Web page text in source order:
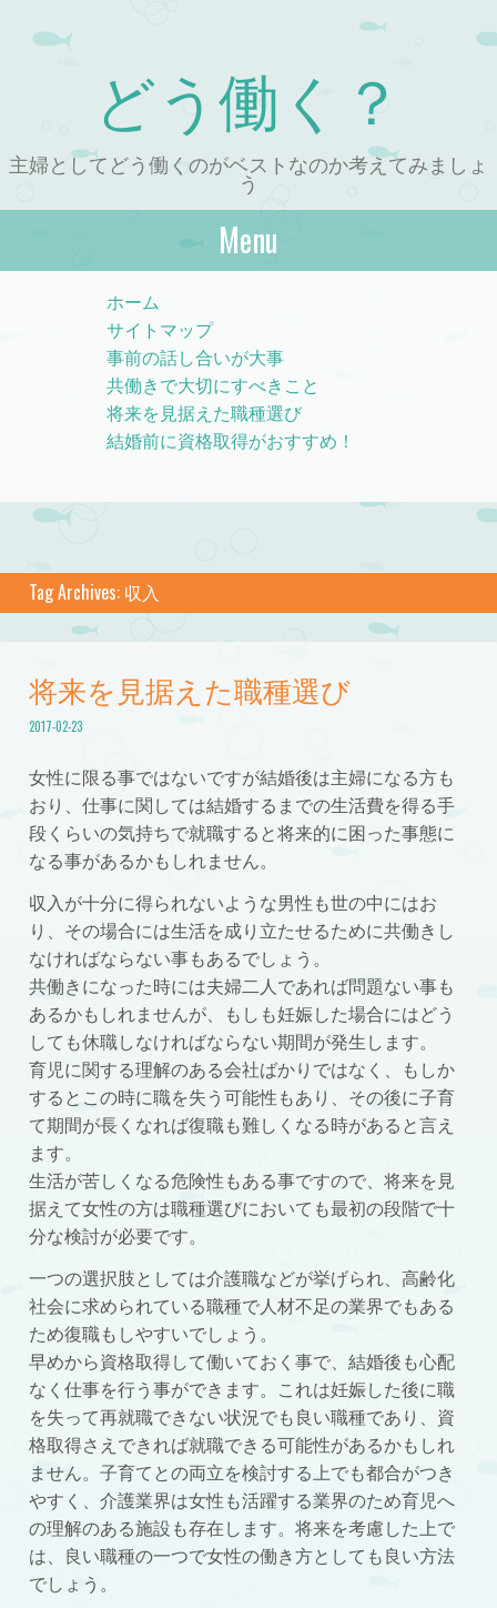
どう働く？
主婦としてどう働くのがベストなのか考えてみましょ
う
Menu
ホーム
サイトマップ
事前の話し合いが大事
共働きで大切にすべきこと
将来を見据えた職種選び
結婚前に資格取得がおすすめ！
Tag Archives: 収入
将来を見据えた職種選び
2017-02-23
女性に限る事ではないですが結婚後は主婦になる方も
おり、仕事に関しては結婚するまでの生活費を得る手
段くらいの気持ちで就職すると将来的に困った事態に
なる事があるかもしれません。
収入が十分に得られないような男性も世の中にはお
り、その場合には生活を成り立たせるために共働きし
なければならない事もあるでしょう。
共働きになった時には夫婦二人であれば問題ない事も
あるかもしれませんが、もしも妊娠した場合にはどう
しても休職しなければならない期間が発生します。
育児に関する理解のある会社ばかりではなく、もしか
するとこの時に職を失う可能性もあり、その後に子育
て期間が長くなれば復職も難しくなる時があると言え
ます。
生活が苦しくなる危険性もある事ですので、将来を見
据えて女性の方は職種選びにおいても最初の段階で十
分な検討が必要です。
一つの選択肢としては介護職などが挙げられ、高齢化
社会に求められている職種で人材不足の業界でもある
ため復職もしやすいでしょう。
早めから資格取得して働いておく事で、結婚後も心配
なく仕事を行う事ができます。これは妊娠した後に職
を失って再就職できない状況でも良い職種であり、資
格取得さえできれば就職できる可能性があるかもしれ
ません。子育てとの両立を検討する上でも都合がつき
やすく、介護業界は女性も活躍する業界のため育児へ
の理解のある施設も存在します。将来を考慮した上で
は、良い職種の一つで女性の働き方としても良い方法
でしょう。